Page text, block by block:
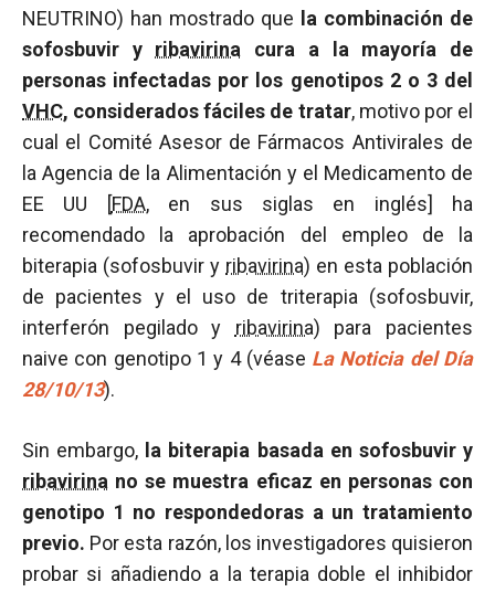
NEUTRINO) han mostrado que
la combinación de
sofosbuvir y ribavirina cura a la mayoría de
personas infectadas por los genotipos 2 o 3 del
VHC, considerados fáciles de tratar, motivo por el
cual el Comité Asesor de Fármacos Antivirales de
la Agencia de la Alimentación y el Medicamento de
EE UU [FDA, en sus siglas en inglés] ha
recomendado la aprobación del empleo de la
biterapia (sofosbuvir y ribavirina) en esta población
de pacientes y el uso de triterapia (sofosbuvir,
interferón pegilado y ribavirina) para pacientes
naive con genotipo 1 y 4 (véase La Noticia del Día
28/10/13).
Sin embargo, la biterapia basada en sofosbuvir y
ribavirina no se muestra eficaz en personas con
genotipo 1 no respondedoras a un tratamiento
previo. Por esta razón, los investigadores quisieron
probar si añadiendo a la terapia doble el inhibidor